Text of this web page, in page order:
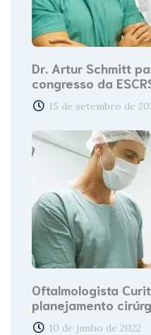
Dr. Artur Schmitt
congresso da
15 de setembro de
Oftalmologista
planejamento
10 de junho de 2022